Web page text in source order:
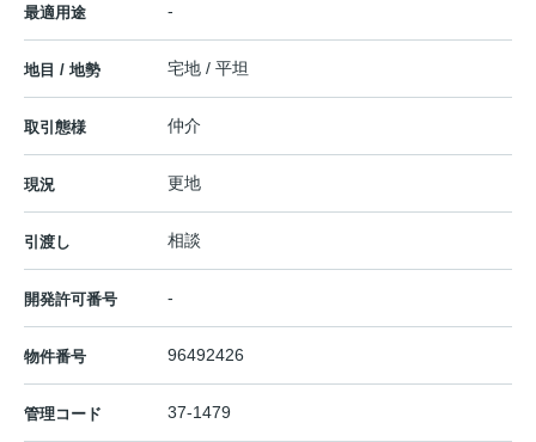
最適用途 -
地目 / 地勢 宅地 / 平坦
取引態様 仲介
現況 更地
引渡し 相談
開発許可番号 -
物件番号 96492426
管理コード 37-1479